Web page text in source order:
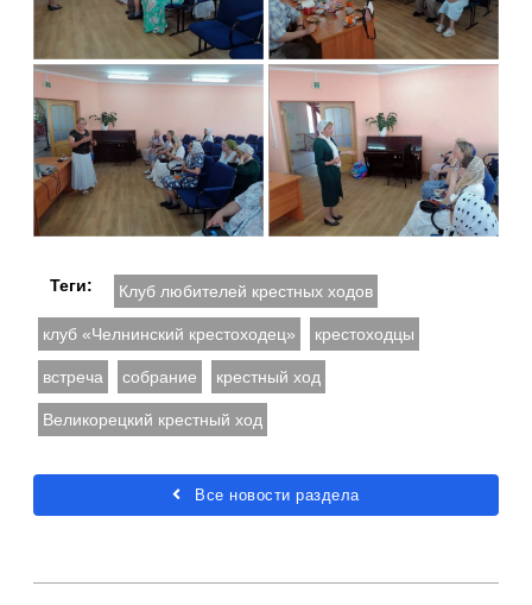
Теги: Клуб любителей крестных ходов
клуб «Челнинский крестоходец» крестоходцы
встреча собрание крестный ход
Великорецкий крестный ход
Все новости раздела